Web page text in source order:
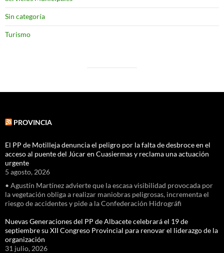
Sin categoría
Turismo
PROVINCIA
El PP de Motilleja denuncia el peligro por la falta de desbroce en el
acceso al puente del Júcar en Cuasiermas y reclama una actuación
urgente
5 agosto, 2026
• Agustín Martínez advierte que la escasa visibilidad provocada por
la vegetación obliga a realizar maniobras peligrosas, incrementa el
riesgo de accidentes y pide a la Confederación Hidrográfi
Nuevas Generaciones del PP de Albacete celebrará el 19 de
septiembre su XII Congreso Provincial para renovar el liderazgo de la
organización
31 julio, 2026